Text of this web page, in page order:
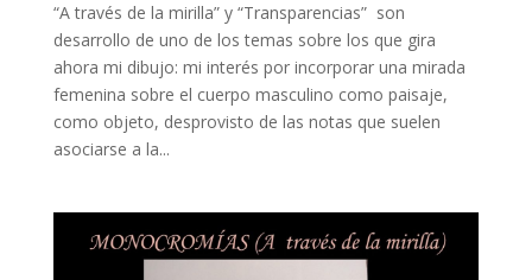
“A través de la mirilla” y “Transparencias” son
desarrollo de uno de los temas sobre los que gira
ahora mi dibujo: mi interés por incorporar una mirada
femenina sobre el cuerpo masculino como paisaje,
como objeto, desprovisto de las notas que suelen
asociarse a la...